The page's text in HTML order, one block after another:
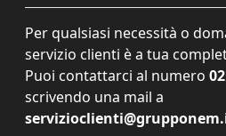
Per qualsiasi necessità o
servizio clienti è a tua
Puoi contattarci al numero
scrivendo una mail a